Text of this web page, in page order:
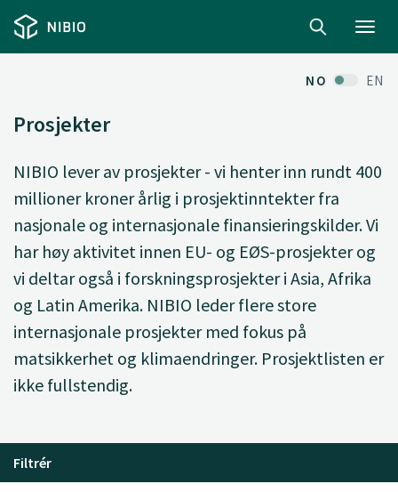
NO EN
Prosjekter
NIBIO lever av prosjekter - vi henter inn rundt 400
millioner kroner årlig i prosjektinntekter fra
nasjonale og internasjonale finansieringskilder. Vi
har høy aktivitet innen EU- og EØS-prosjekter og
vi deltar også i forskningsprosjekter i Asia, Afrika
og Latin Amerika. NIBIO leder flere store
internasjonale prosjekter med fokus på
matsikkerhet og klimaendringer. Prosjektlisten er
ikke fullstendig.
Filtrér